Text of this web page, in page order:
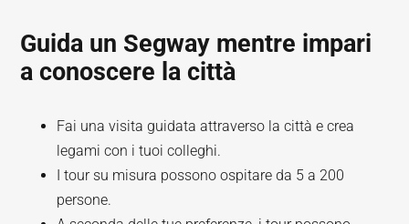
Guida un Segway mentre impari
a conoscere la città
Fai una visita guidata attraverso la città e crea
legami con i tuoi colleghi.
I tour su misura possono ospitare da 5 a 200
persone.